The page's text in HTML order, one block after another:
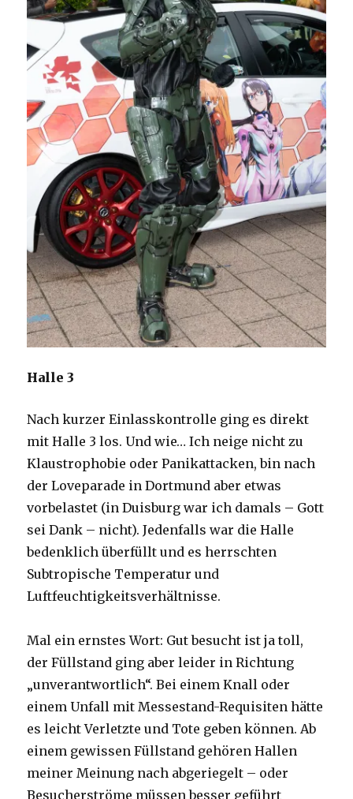
Halle 3
Nach kurzer Einlasskontrolle ging es direkt
mit Halle 3 los. Und wie… Ich neige nicht zu
Klaustrophobie oder Panikattacken, bin nach
der Loveparade in Dortmund aber etwas
vorbelastet (in Duisburg war ich damals – Gott
sei Dank – nicht). Jedenfalls war die Halle
bedenklich überfüllt und es herrschten
Subtropische Temperatur und
Luftfeuchtigkeitsverhältnisse.
Mal ein ernstes Wort: Gut besucht ist ja toll,
der Füllstand ging aber leider in Richtung
„unverantwortlich“. Bei einem Knall oder
einem Unfall mit Messestand-Requisiten hätte
es leicht Verletzte und Tote geben können. Ab
einem gewissen Füllstand gehören Hallen
meiner Meinung nach abgeriegelt – oder
Besucherströme müssen besser geführt